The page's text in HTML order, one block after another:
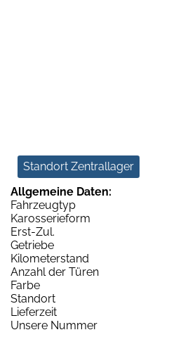
Standort Zentrallager
Allgemeine Daten:
Fahrzeugtyp
Karosserieform
Erst-Zul.
Getriebe
Kilometerstand
Anzahl der Türen
Farbe
Standort
Lieferzeit
Unsere Nummer